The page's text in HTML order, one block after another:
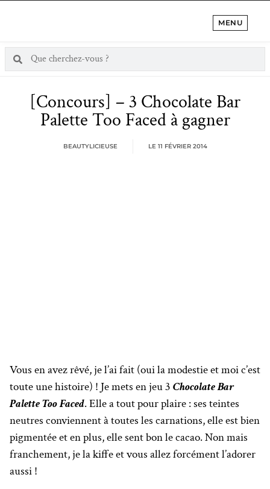
MENU
[Concours] – 3 Chocolate Bar
Palette Too Faced à gagner
BEAUTYLICIEUSE LE 11 FÉVRIER 2014
Vous en avez rêvé, je l’ai fait (oui la modestie et moi c’est
toute une histoire) ! Je mets en jeu 3 Chocolate Bar
Palette Too Faced. Elle a tout pour plaire : ses teintes
neutres conviennent à toutes les carnations, elle est bien
pigmentée et en plus, elle sent bon le cacao. Non mais
franchement, je la kiffe et vous allez forcément l’adorer
aussi !